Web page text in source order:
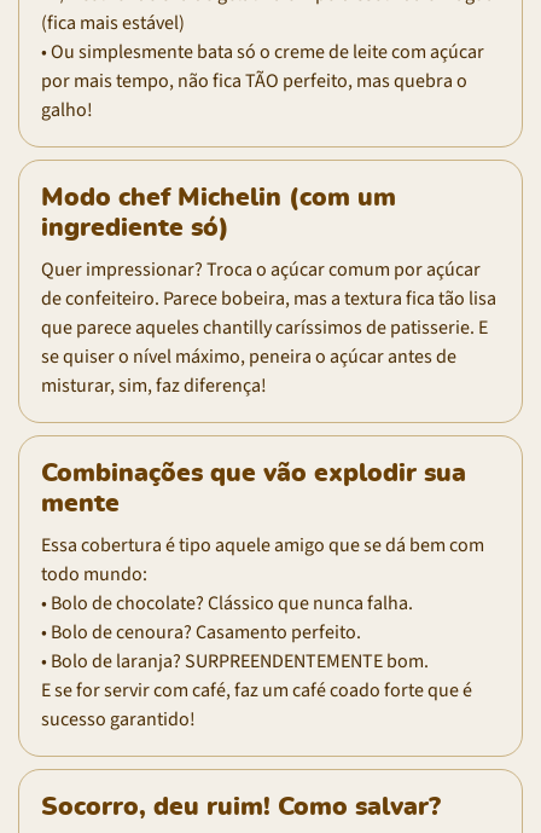
(fica mais estável)
• Ou simplesmente bata só o creme de leite com açúcar
por mais tempo, não fica TÃO perfeito, mas quebra o
galho!
Modo chef Michelin (com um
ingrediente só)
Quer impressionar? Troca o açúcar comum por açúcar
de confeiteiro. Parece bobeira, mas a textura fica tão lisa
que parece aqueles chantilly caríssimos de patisserie. E
se quiser o nível máximo, peneira o açúcar antes de
misturar, sim, faz diferença!
Combinações que vão explodir sua
mente
Essa cobertura é tipo aquele amigo que se dá bem com
todo mundo:
• Bolo de chocolate? Clássico que nunca falha.
• Bolo de cenoura? Casamento perfeito.
• Bolo de laranja? SURPREENDENTEMENTE bom.
E se for servir com café, faz um café coado forte que é
sucesso garantido!
Socorro, deu ruim! Como salvar?